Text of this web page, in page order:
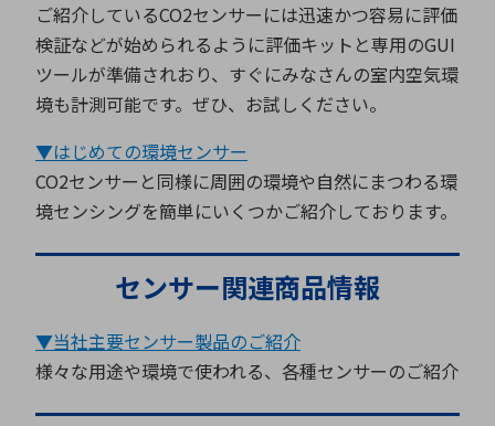
ご紹介しているCO2センサーには迅速かつ容易に評価
検証などが始められるように評価キットと専用のGUI
ツールが準備されおり、すぐにみなさんの室内空気環
境も計測可能です。ぜひ、お試しください。
▼はじめての環境センサー
CO2センサーと同様に周囲の環境や自然にまつわる環
境センシングを簡単にいくつかご紹介しております。
センサー関連商品情報
▼当社主要センサー製品のご紹介
様々な用途や環境で使われる、各種センサーのご紹介